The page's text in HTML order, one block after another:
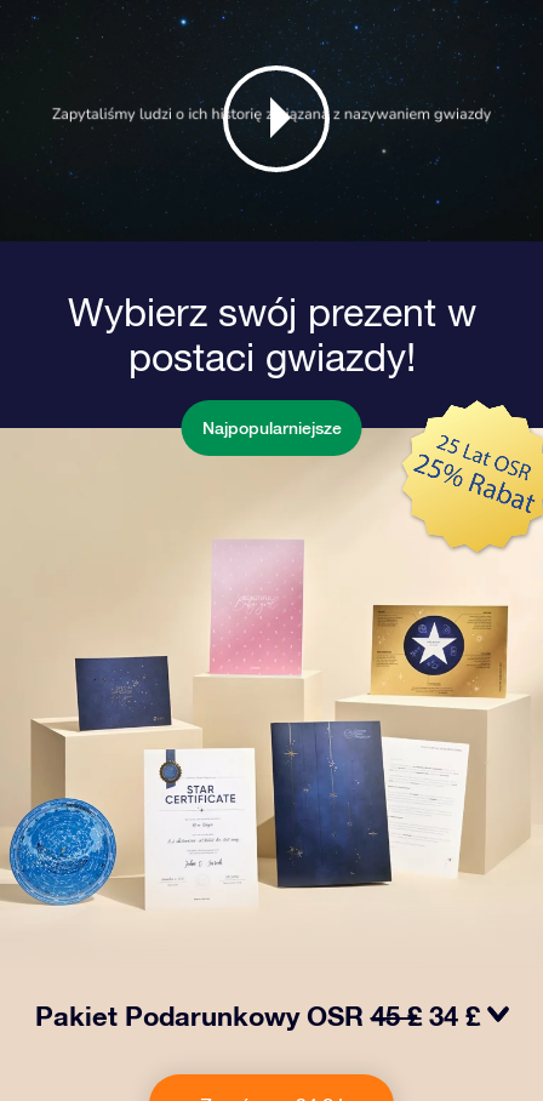
Wybierz swój prezent w
postaci gwiazdy!
Najpopularniejsze
Pakiet Podarunkowy OSR45 £ 34 £
naszemu OSR Gift Pack! Ten zestaw obejmuje piękną